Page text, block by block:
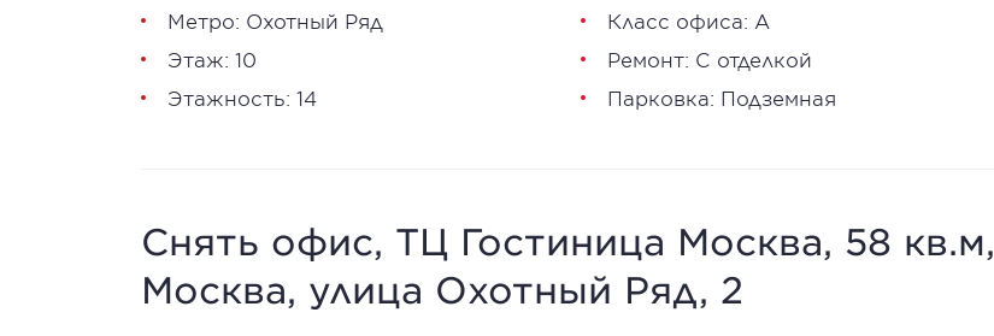
Метро: Охотный Ряд
Этаж: 10
Этажность: 14
Класс офиса: А
Ремонт: С отделкой
Парковка: Подземная
Снять офис, ТЦ Гостиница Москва, 58 кв.м,
Москва, улица Охотный Ряд, 2